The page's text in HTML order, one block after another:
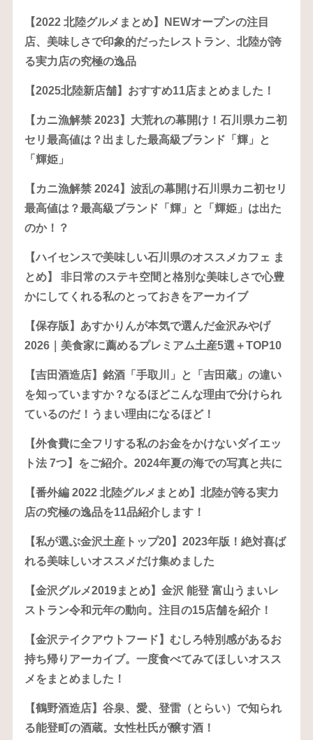
【2022 北陸グルメまとめ】NEWオープンの注目
店、美味しさで印象的だったレストラン、北陸が誇
る実力店の究極の逸品
【2025北陸新店舗】おすすめ11店まとめました！
【カニ漁解禁 2023】大荒れの幕開け！石川県カニ初
セリ最高値は？出ました最高級ブランド「輝」と
「輝姫」
【カニ漁解禁 2024】波乱の幕開け石川県カニ初セリ
最高値は？最高級ブランド「輝」と「輝姫」は出た
のか！？
【ハイセンスで美味しい石川県のオススメカフェ ま
とめ】 非日常のステキ空間と格別な美味しさで心豊
かにしてくれる私のとっておきをアーカイブ
【保存版】あすかりんが本気で選んだ金沢みやげ
2026｜美食家に薦めるプレミアム土産5選＋TOP10
【吉田酒造店】銘酒「手取川」と「吉田蔵」の違い
を知っていますか？なるほどこんな理由で分けられ
ているのだ！うまい理由になるほど！
【外食費に全フリする私のお金をかけないダイエッ
ト法 7つ】をご紹介。2024年夏の海での写真と共に
【番外編 2022 北陸グルメまとめ】北陸が誇る実力
店の究極の逸品を11品紹介します！
【私が選ぶ金沢土産トップ20】2023年版！絶対喜ば
れる美味しいオススメだけ集めました
【金沢グルメ2019まとめ】金沢 能登 富山うまいレ
ストラン令和元年の動向。注目の15店舗を紹介！
【金沢テイクアウトフード】むしろ特別感があるお
持ち帰りアーカイブ。一度食べてみてほしいオスス
メをまとめました！
【鶴野酒造店】谷泉、愛、登雷（とらい）で知られ
る能登町の酒蔵。女性杜氏が醸す酒！